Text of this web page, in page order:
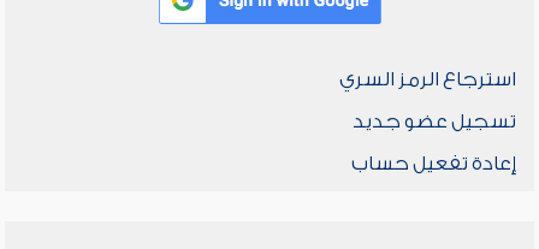
استرجاع الرمز السري
تسجيل عضو جديد
إعادة تفعيل حساب